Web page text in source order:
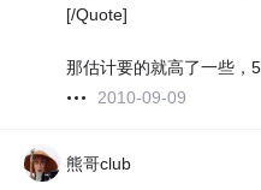
[/Quote]
那估计要的就高了一些，
2010-09-09
熊哥club